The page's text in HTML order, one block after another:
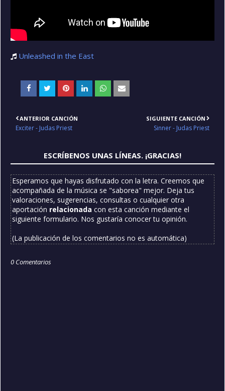
Unleashed in the East
ANTERIOR CANCIÓN
Exciter - Judas Priest
SIGUIENTE CANCIÓN
Sinner - Judas Priest
ESCRÍBENOS UNAS LÍNEAS. ¡GRACIAS!
Esperamos que hayas disfrutado con la letra. Creemos que
acompañada de la música se "saborea" mejor. Deja tus
valoraciones, sugerencias, consultas o cualquier otra
aportación relacionada con esta canción mediante el
siguiente formulario. Nos gustaría conocer tu opinión.
(La publicación de los comentarios no es automática)
0 Comentarios